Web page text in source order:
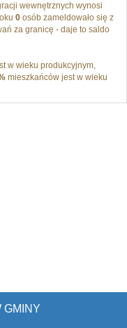
wewnętrznych wynosi
0 osób zameldowało się z
za granicę - daje to saldo
w wieku produkcyjnym,
mieszkańców jest w wieku
GMINY